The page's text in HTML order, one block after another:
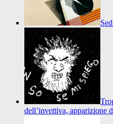
dell’invettiva, apparizione